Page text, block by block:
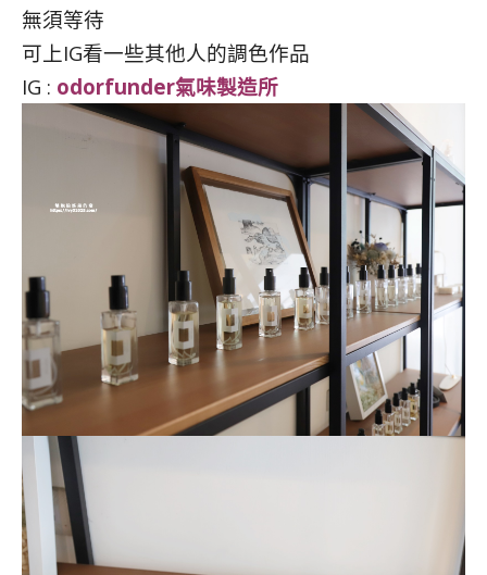
無須等待
可上IG看一些其他人的調色作品
IG : odorfunder氣味製造所